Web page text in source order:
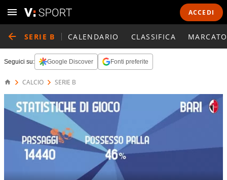
ACCEDI
SERIE B CALENDARIO CLASSIFICA
Seguici su: Google Discover Fonti preferite
CALCIO SERIE B